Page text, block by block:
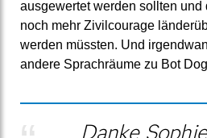
ausgewertet werden sollten und
noch mehr Zivilcourage
werden müssten. Und
andere Sprachräume zu Bot
Danke